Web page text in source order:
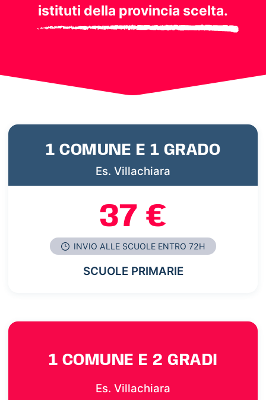
istituti della provincia scelta.
1 COMUNE E 1 GRADO
Es. Villachiara
37 €
INVIO ALLE SCUOLE ENTRO 72H
SCUOLE PRIMARIE
1 COMUNE E 2 GRADI
Es. Villachiara